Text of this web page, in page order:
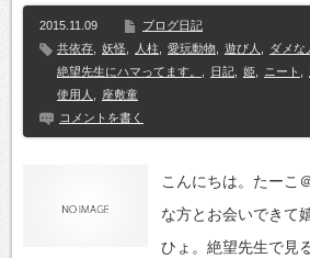
2015.11.09
ブログ日記
共依存
妖怪 人柱 愛玩動物 遊び人 ダメな
絶望先生にハマってます。
日記 姫 ニート
使用人
座敷童
コメントを書く
こんにちは。たーこ
な方とお会いできて
ひょ。絶望先生で見